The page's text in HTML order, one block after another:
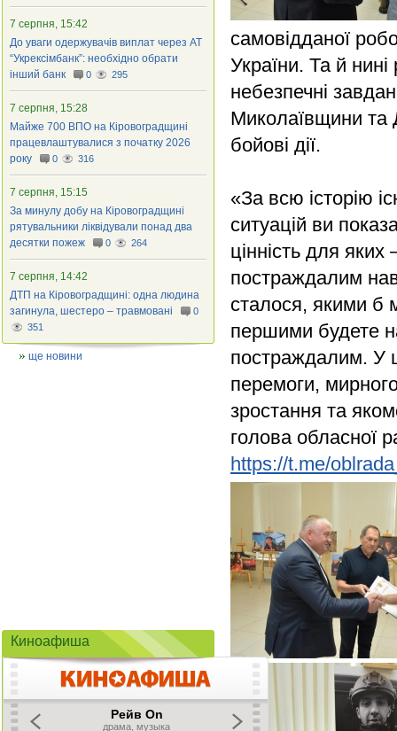
самовідданої
України. Та й
небезпечні
Миколаївщини та
бойові дії.
«За всю історію
ситуацій ви
цінність для яких
постраждалим
сталося, якими б
першими будете
постраждалим. У
перемоги,
зростання та
голова обласної
https://t.me/
7 серпня, 15:42
До уваги одержувачів виплат через АТ
“Укрексімбанк”: необхідно обрати
інший банк
0 295
7 серпня, 15:28
Майже 700 ВПО на Кіровоградщині
працевлаштувалися з початку 2026
року
0 316
7 серпня, 15:15
За минулу добу на Кіровоградщині
рятувальники ліквідували понад два
десятки пожеж
0 264
7 серпня, 14:42
ДТП на Кіровоградщині: одна людина
загинула, шестеро – травмовані
0
351
ще новини
Киноафиша